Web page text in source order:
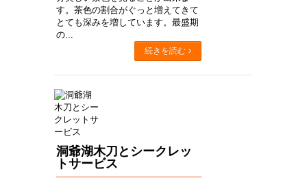
す。茶色の割合がぐっと増えてきて
とても深みを増しています。最盛期
の...
続きを読む
洞爺湖木刀とシークレッ
トサービス